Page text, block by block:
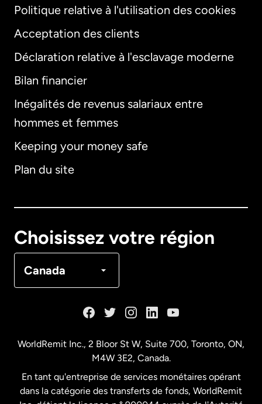
Politique relative à l'utilisation des cookies
Acceptation des clients
Déclaration relative à l'esclavage moderne
Bilan financier
Inégalités de revenus salariaux entre
hommes et femmes
Keeping your money safe
Plan du site
Choisissez votre région
Canada
International
Allemagne
Français
WorldRemit Inc., 2 Bloor St W, Suite 700, Toronto, ON,
M4W 3E2, Canada.
En tant qu'entreprise de services monétaires opérant
dans la catégorie des transferts de fonds, WorldRemit